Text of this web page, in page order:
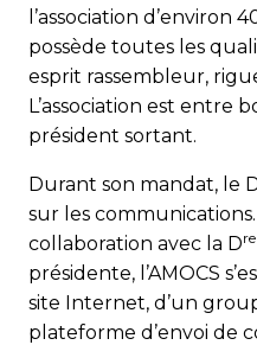
l’association d’environ
possède toutes les
esprit rassembleur,
L’association est entre
président sortant.
Durant son mandat, le
sur les
collaboration avec la Dre
présidente, l’AMOCS
site Internet, d’un
plateforme d’envoi de